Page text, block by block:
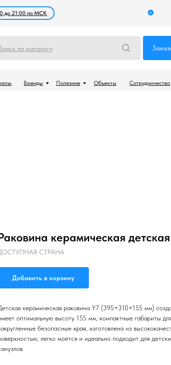
по каталогу
Полезное Объекты Сотрудничество
Бренды
до 21:00 по МСК
керамическая
СТРАНА
Добавить в корзину
керамическая раковина Y7 (395×310×155 мм)
оптимальную высоту 155 мм, компактные габариты
безопасные края, изготовлена из
легко моется и идеально подходит для